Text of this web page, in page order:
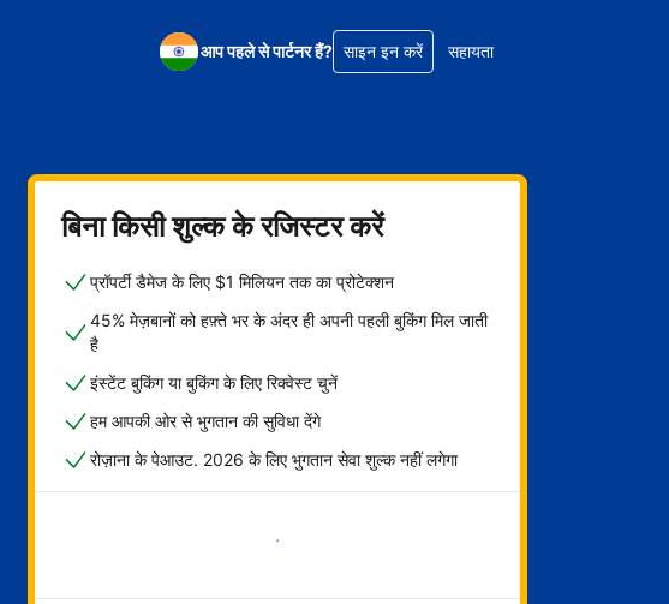
आप पहले से पार्टनर हैं? साइन इन करें सहायता
बिना किसी शुल्क के रजिस्टर करें
प्रॉपर्टी डैमेज के लिए $1 मिलियन तक का प्रोटेक्शन
45% मेज़बानों को हफ़्ते भर के अंदर ही अपनी पहली बुकिंग मिल जाती
है
इंस्टेंट बुकिंग या बुकिंग के लिए रिक्वेस्ट चुनें
हम आपकी ओर से भुगतान की सुविधा देंगे
रोज़ाना के पेआउट. 2026 के लिए भुगतान सेवा शुल्क नहीं लगेगा
अभी शुरू करें